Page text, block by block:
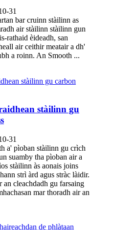
31
bar cruinn stàilinn as
air stàilinn stàilinn gun
rathaid èideadh, san
air ceithir meatair a dh'
a roinn. An Smooth ...
stàilinn gu
31
a' pìoban stàilinn gu crìch
suamby tha pìoban air a
stàilinn às aonais joins
strì àrd agus stràc làidir.
an cleachdadh gu farsaing
mar thoradh air an